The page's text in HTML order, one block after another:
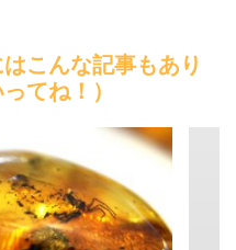
こんな記事もあり
てね！）